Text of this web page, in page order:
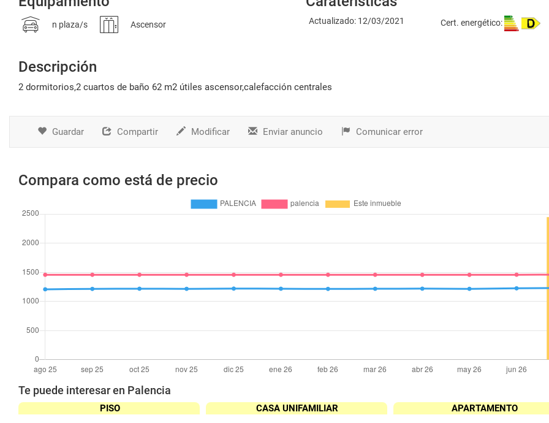
n plaza/s Ascensor Actualizado: 12/03/2021 Cert. energético:
Descripción
2 dormitorios,2 cuartos de baño 62 m2 útiles ascensor,calefacción centrales
Guardar Compartir Modificar Enviar anuncio Comunicar error
Compara como está de precio
Te puede interesar en Palencia
PISO CASA UNIFAMILIAR APARTAMENTO